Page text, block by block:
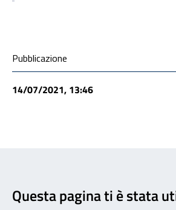
Condivisione social
Pubblicazione
14/07/2021, 13:46
Questa pagina ti è stata